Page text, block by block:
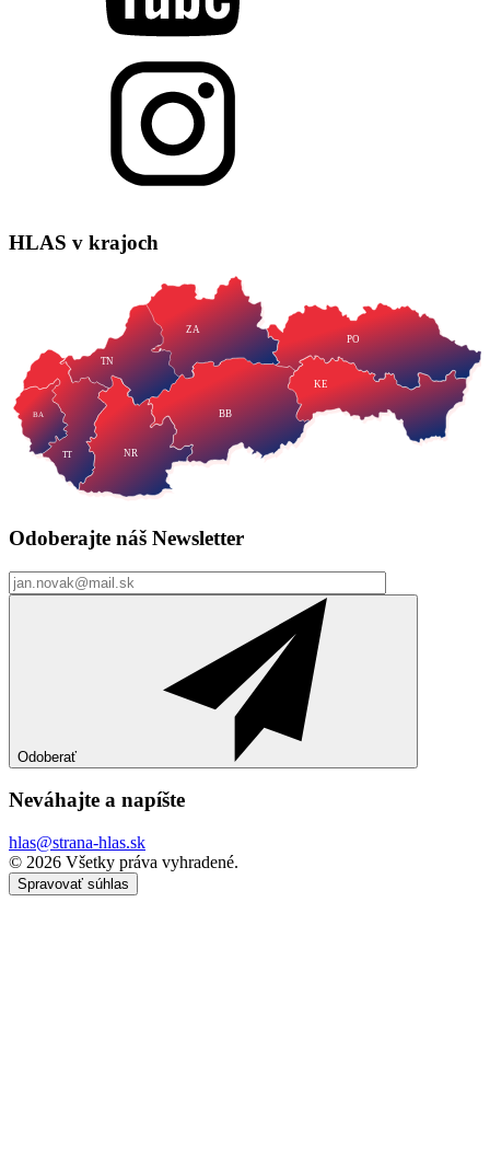
HLAS v krajoch
TT NR
TN
ZA
BB
PO
KE
BA
Odoberajte náš Newsletter
Odoberať
Neváhajte a napíšte
hlas@strana-hlas.sk
©️ 2026 Všetky práva vyhradené.
Spravovať súhlas